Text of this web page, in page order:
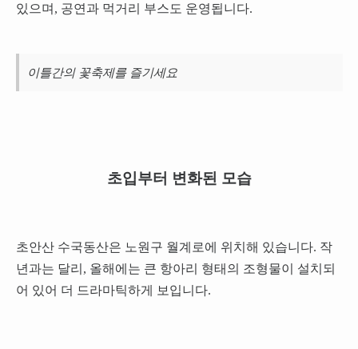
있으며, 공연과 먹거리 부스도 운영됩니다.
이틀간의 꽃축제를 즐기세요
초입부터 변화된 모습
초안산 수국동산은 노원구 월계로에 위치해 있습니다. 작
년과는 달리, 올해에는 큰 항아리 형태의 조형물이 설치되
어 있어 더 드라마틱하게 보입니다.